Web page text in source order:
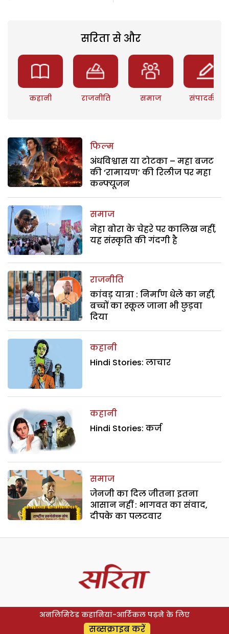
सरिता से और
कहानी राजनीति समाज संपादकीय
फिल्म
अंधविश्वास या टोटका – महा बजट
की ‘रामायण’ की रिलीज पर महा
कन्फ्यूजन
समाज
नेहा बोरा के चेहरे पर कालिख नहीं,
यह संस्कृति की गंदगी है
राजनीति
कांवड़ यात्रा : निर्माण धेले का नहीं,
बच्चों का स्कूल जाना भी छुड़वा
दिया
कहानी
Hindi Stories: लाचार
कहानी
Hindi Stories: कर्ज
समाज
जेनजी का दिल जीतना इतना
आसान नहीं : भागवत का संवाद,
दीपके का पलटवार
अनलिमिटेड कहानियां-आर्टिकल पढ़ने के लिए
सब्सक्राइब करें